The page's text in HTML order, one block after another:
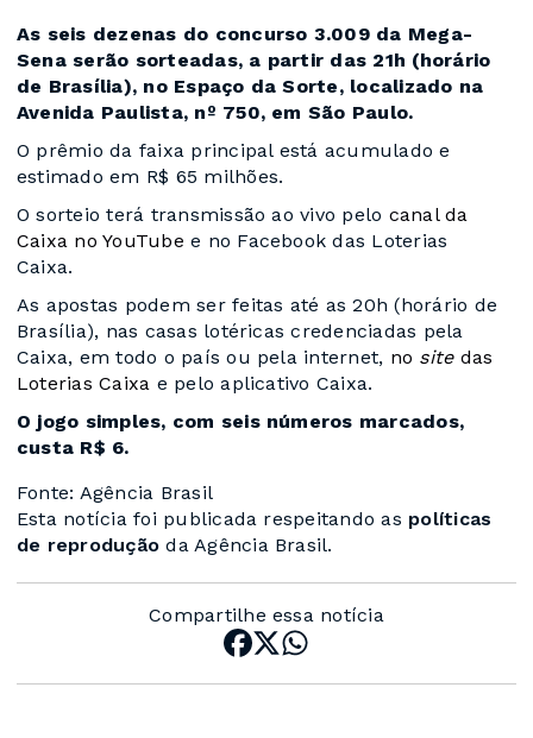
As seis dezenas do concurso 3.009 da Mega-
Sena serão sorteadas, a partir das 21h (horário
de Brasília), no Espaço da Sorte, localizado na
Avenida Paulista, nº 750, em São Paulo.
O prêmio da faixa principal está acumulado e
estimado em R$ 65 milhões.
O sorteio terá transmissão ao vivo pelo canal da
Caixa no YouTube e no Facebook das Loterias
Caixa.
As apostas podem ser feitas até as 20h (horário de
Brasília), nas casas lotéricas credenciadas pela
Caixa, em todo o país ou pela internet, no sitedas
Loterias Caixa e pelo aplicativo Caixa.
O jogo simples, com seis números marcados,
custa R$ 6.
Fonte: Agência Brasil
Esta notícia foi publicada respeitando as políticas
de reprodução da Agência Brasil.
Compartilhe essa notícia